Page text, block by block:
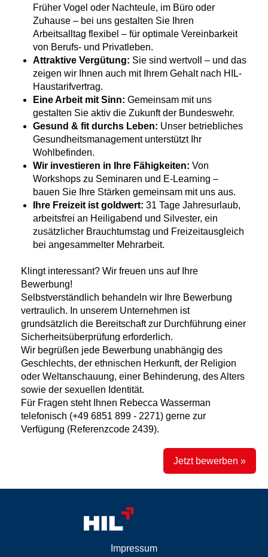
Früher Vogel oder Nachteule, im Büro oder
Zuhause – bei uns gestalten Sie Ihren
Arbeitsalltag flexibel – für optimale Vereinbarkeit
von Berufs- und Privatleben.
Attraktive Vergütung: Sie sind wertvoll – und das
zeigen wir Ihnen auch mit Ihrem Gehalt nach HIL-
Haustarifvertrag.
Eine Arbeit mit Sinn: Gemeinsam mit uns
gestalten Sie aktiv die Zukunft der Bundeswehr.
Gesund & fit durchs Leben: Unser betriebliches
Gesundheitsmanagement unterstützt Ihr
Wohlbefinden.
Wir investieren in Ihre Fähigkeiten: Von
Workshops zu Seminaren und E-Learning –
bauen Sie Ihre Stärken gemeinsam mit uns aus.
Ihre Freizeit ist goldwert: 31 Tage Jahresurlaub,
arbeitsfrei an Heiligabend und Silvester, ein
zusätzlicher Brauchtumstag und Freizeitausgleich
bei angesammelter Mehrarbeit.
Klingt interessant? Wir freuen uns auf Ihre
Bewerbung!
Selbstverständlich behandeln wir Ihre Bewerbung
vertraulich. In unserem Unternehmen ist
grundsätzlich die Bereitschaft zur Durchführung einer
Sicherheitsüberprüfung erforderlich.
Wir begrüßen jede Bewerbung unabhängig des
Geschlechts, der ethnischen Herkunft, der Religion
oder Weltanschauung, einer Behinderung, des Alters
sowie der sexuellen Identität.
Für Fragen steht Ihnen Rebecca Wasserman
telefonisch (+49 6851 899 - 2271) gerne zur
Verfügung (Referenzcode 2439).
Jetzt bewerben »
Impressum